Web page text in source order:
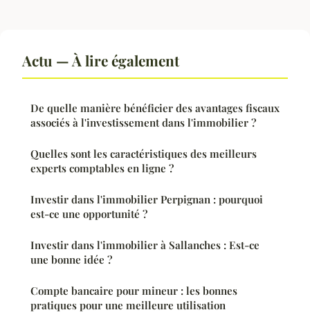
Actu — À lire également
De quelle manière bénéficier des avantages fiscaux
associés à l'investissement dans l'immobilier ?
Quelles sont les caractéristiques des meilleurs
experts comptables en ligne ?
Investir dans l'immobilier Perpignan : pourquoi
est-ce une opportunité ?
Investir dans l'immobilier à Sallanches : Est-ce
une bonne idée ?
Compte bancaire pour mineur : les bonnes
pratiques pour une meilleure utilisation